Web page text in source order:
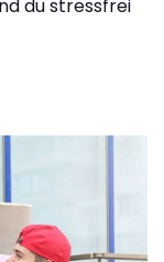
du stressfrei